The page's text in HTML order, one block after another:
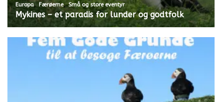
Europa,Færøerne,Små og store eventyr
Mykines – et paradis for lunder og godtfolk